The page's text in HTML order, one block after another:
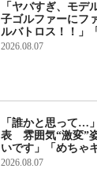
「ヤバすぎ、モデ
子ゴルファーにフ
ルバトロス！！」
2026.08.07
「誰かと思って…
表 雰囲気“激変”
いです」「めちゃ
2026.08.07